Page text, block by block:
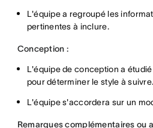
L'équipe a regroupé les
pertinentes à inclure.
Conception :
L'équipe de conception a
pour déterminer le style à suivre.
L'équipe s'accordera sur un
Remarques complémentaires ou